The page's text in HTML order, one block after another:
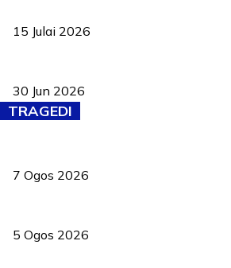
15 Julai 2026
30 Jun 2026
TRAGEDI
7 Ogos 2026
5 Ogos 2026